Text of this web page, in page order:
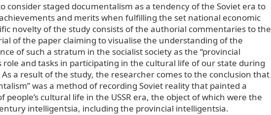
consider staged documentalism as a tendency of the Soviet era to
and merits when fulfilling the set national economic
novelty of the study consists of the authorial commentaries to the
of the paper claiming to visualise the understanding of the
of such a stratum in the socialist society as the “provincial
role and tasks in participating in the cultural life of our state during
As a result of the study, the researcher comes to the conclusion that
was a method of recording Soviet reality that painted a
people’s cultural life in the USSR era, the object of which were the
intelligentsia, including the provincial intelligentsia.